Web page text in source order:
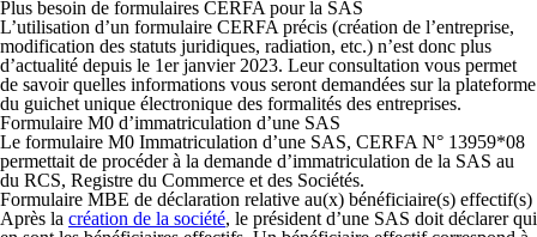
Plus besoin de formulaires CERFA pour la SAS
L’utilisation d’un formulaire CERFA précis (création de l’entreprise,
modification des statuts juridiques, radiation, etc.) n’est donc plus
d’actualité depuis le 1er janvier 2023. Leur consultation vous permet
de savoir quelles informations vous seront demandées sur la plateforme
du guichet unique électronique des formalités des entreprises.
Formulaire M0 d’immatriculation d’une SAS
Le formulaire M0 Immatriculation d’une SAS, CERFA N° 13959*08
permettait de procéder à la demande d’immatriculation de la SAS au
du RCS, Registre du Commerce et des Sociétés.
Formulaire MBE de déclaration relative au(x) bénéficiaire(s) effectif(s)
Après la création de la société, le président d’une SAS doit déclarer qui